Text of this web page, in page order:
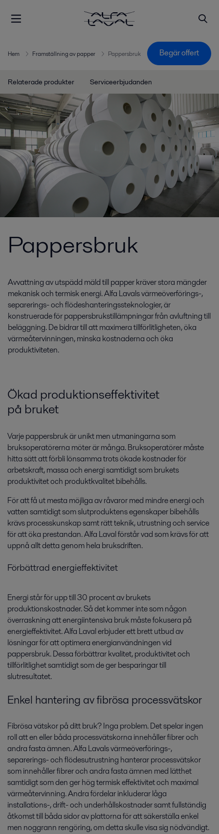
Hem Framställning av papper Pappersbruk Begär offert
Relaterade produkter Serviceerbjudanden
Pappersbruk
Avvattning av utspädd mäld till papper kräver stora mängder
mekanisk och termisk energi. Alfa Lavals värmeöverförings-,
separerings- och flödeshanteringssteknologier, är
konstruerade för pappersbrukstillämpningar från avluftning till
beläggning. De bidrar till att maximera tillförlitligheten, öka
värmeåtervinningen, minska kostnaderna och öka
produktiviteten.
Ökad produktionseffektivitet
på bruket
Varje pappersbruk är unikt men utmaningarna som
bruksoperatörerna möter är många. Bruksoperatörer måste
hitta sätt att förbli lönsamma trots ökade kostnader för
arbetskraft, massa och energi samtidigt som brukets
produktivitet och produktkvalitet bibehålls.
För att få ut mesta möjliga av råvaror med mindre energi och
vatten samtidigt som slutproduktens egenskaper bibehålls
krävs processkunskap samt rätt teknik, utrustning och service
för att öka prestandan. Alfa Laval förstår vad som krävs för att
uppnå allt detta genom hela bruksdriften.
Förbättrad energieffektivitet
Energi står för upp till 30 procent av brukets
produktionskostnader. Så det kommer inte som någon
överraskning att energiintensiva bruk måste fokusera på
energieffektivitet. Alfa Laval erbjuder ett brett utbud av
lösningar för att optimera energianvändningen vid
pappersbruk. Dessa förbättrar kvalitet, produktivitet och
tillförlitlighet samtidigt som de ger besparingar till
slutresultatet.
Enkel hantering av fibrösa processvätskor
Fibrösa vätskor på ditt bruk? Inga problem. Det spelar ingen
roll att en eller båda processvätskorna innehåller fibrer och
andra fasta ämnen. Alfa Lavals värmeöverförings-,
separerings- och flödesutrustning hanterar processvätskor
som innehåller fibrer och andra fasta ämnen med lätthet
samtidigt som den ger hög termisk effektivitet och maximal
värmeåtervinning. Andra fördelar inkluderar låga
installations-, drift- och underhållskostnader samt fullständig
åtkomst till båda sidor av plattorna för att säkerställa enkel
men noggrann rengöring, om detta skulle visa sig nödvändigt.